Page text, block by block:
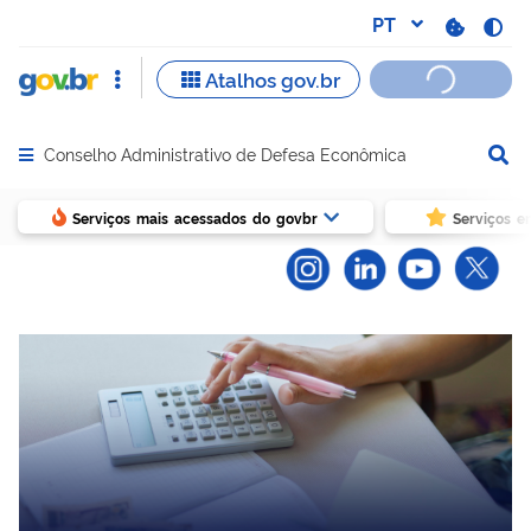
Abrir menu principal de navegação
Conselho Administrativo de Defesa Econômica
Serviços mais acessados do govbr Serviços